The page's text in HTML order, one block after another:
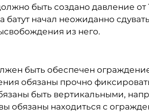
быть создано давление от
батут начал неожиданно
из него.
быть обеспечен
обязаны прочно
быть вертикальными,
обязаны находиться с